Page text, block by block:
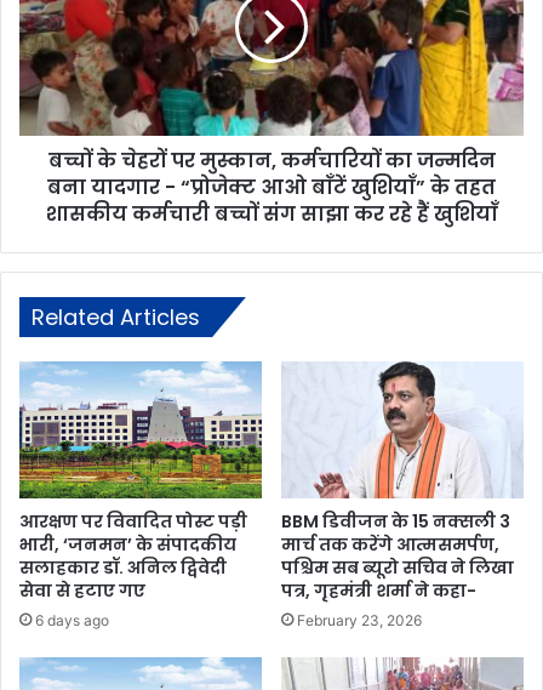
बच्चों के चेहरों पर मुस्कान, कर्मचारियों का जन्मदिन
बना यादगार - “प्रोजेक्ट आओ बाँटें खुशियाँ” के तहत
शासकीय कर्मचारी बच्चों संग साझा कर रहे हैं खुशियाँ
Related Articles
आरक्षण पर विवादित पोस्ट पड़ी
भारी, ‘जनमन’ के संपादकीय
सलाहकार डॉ. अनिल द्विवेदी
सेवा से हटाए गए
6 days ago
BBM डिवीजन के 15 नक्सली 3
मार्च तक करेंगे आत्मसमर्पण,
पश्चिम सब ब्यूरो सचिव ने लिखा
पत्र, गृहमंत्री शर्मा ने कहा-
February 23, 2026